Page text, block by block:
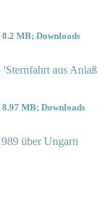
MB; Downloads
aus Anlaß
MB; Downloads
über Ungarn